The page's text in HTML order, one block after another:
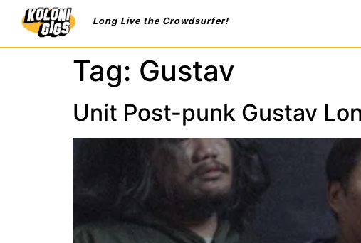
Long Live the Crowdsurfer!
Tag: Gustav
Unit Post-punk Gustav